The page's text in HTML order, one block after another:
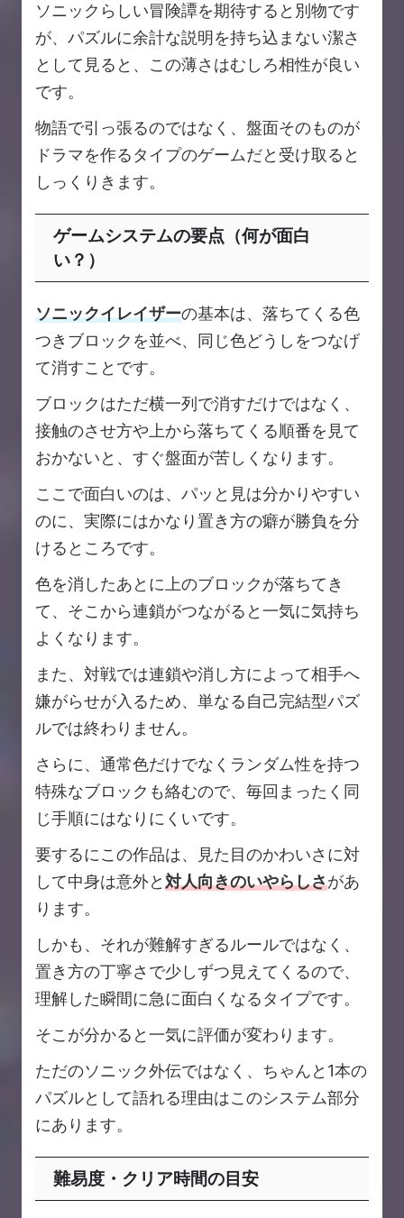
ソニックらしい冒険譚を期待すると別物です
が、パズルに余計な説明を持ち込まない潔さ
として見ると、この薄さはむしろ相性が良い
です。
物語で引っ張るのではなく、盤面そのものが
ドラマを作るタイプのゲームだと受け取ると
しっくりきます。
ゲームシステムの要点（何が面白
い？）
ソニックイレイザーの基本は、落ちてくる色
つきブロックを並べ、同じ色どうしをつなげ
て消すことです。
ブロックはただ横一列で消すだけではなく、
接触のさせ方や上から落ちてくる順番を見て
おかないと、すぐ盤面が苦しくなります。
ここで面白いのは、パッと見は分かりやすい
のに、実際にはかなり置き方の癖が勝負を分
けるところです。
色を消したあとに上のブロックが落ちてき
て、そこから連鎖がつながると一気に気持ち
よくなります。
また、対戦では連鎖や消し方によって相手へ
嫌がらせが入るため、単なる自己完結型パズ
ルでは終わりません。
さらに、通常色だけでなくランダム性を持つ
特殊なブロックも絡むので、毎回まったく同
じ手順にはなりにくいです。
要するにこの作品は、見た目のかわいさに対
して中身は意外と対人向きのいやらしさがあ
ります。
しかも、それが難解すぎるルールではなく、
置き方の丁寧さで少しずつ見えてくるので、
理解した瞬間に急に面白くなるタイプです。
そこが分かると一気に評価が変わります。
ただのソニック外伝ではなく、ちゃんと1本の
パズルとして語れる理由はこのシステム部分
にあります。
難易度・クリア時間の目安